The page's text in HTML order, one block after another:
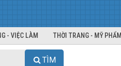
- VIỆC LÀM THỜI TRANG - MỸ PHẨM
TÌM